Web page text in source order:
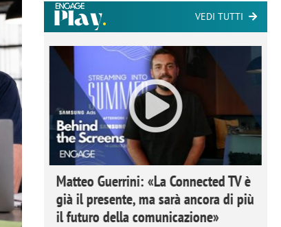
VEDI TUTTI
Matteo Guerrini: «La Connected TV è
già il presente, ma sarà ancora di più
il futuro della comunicazione»